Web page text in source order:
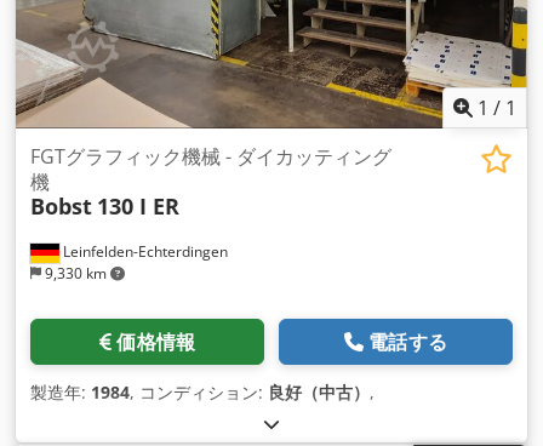
1 / 1
Leinfelden-Echterdingen
9,330 km
FGTグラフィック機械 - ダイカッティング
機
Bobst 130 I ER
価格情報 電話する
製造年: 1984, コンディション: 良好（中古） ,